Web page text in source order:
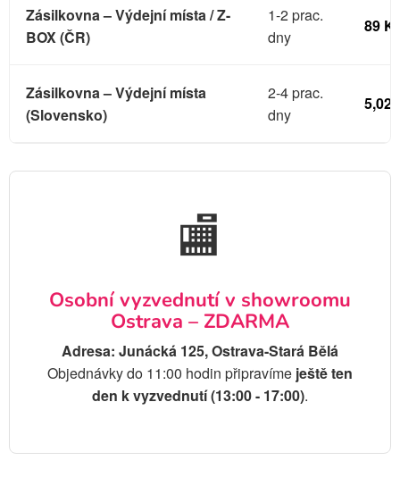
Zásilkovna – Výdejní místa / Z-
BOX (ČR)
1-2 prac.
dny
89
Zásilkovna – Výdejní místa
(Slovensko)
2-4 prac.
dny
5,02
🏬
Osobní vyzvednutí v showroomu
Ostrava – ZDARMA
Adresa: Junácká 125, Ostrava-Stará Bělá
Objednávky do 11:00 hodin připravíme ještě ten
den k vyzvednutí (13:00 - 17:00).